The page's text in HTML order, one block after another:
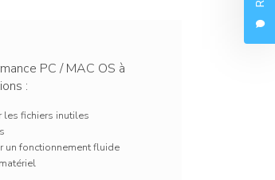
Abonnements
PC / MAC OS à
:
fichiers inutiles
un fonctionnement fluide